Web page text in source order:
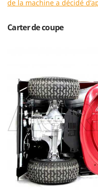
Palumbo Pavi
Philips
Pramac
Prismafood
R
R.G.V.
Rato
Reber
Redback
de la machine a décidé
Carter de coupe